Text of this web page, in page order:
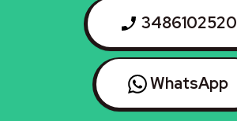
3486102520
WhatsApp